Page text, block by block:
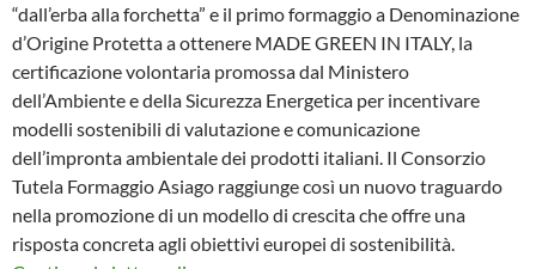
“dall’erba alla forchetta” e il primo formaggio a Denominazione
d’Origine Protetta a ottenere MADE GREEN IN ITALY, la
certificazione volontaria promossa dal Ministero
dell’Ambiente e della Sicurezza Energetica per incentivare
modelli sostenibili di valutazione e comunicazione
dell’impronta ambientale dei prodotti italiani. Il Consorzio
Tutela Formaggio Asiago raggiunge così un nuovo traguardo
nella promozione di un modello di crescita che offre una
risposta concreta agli obiettivi europei di sostenibilità.